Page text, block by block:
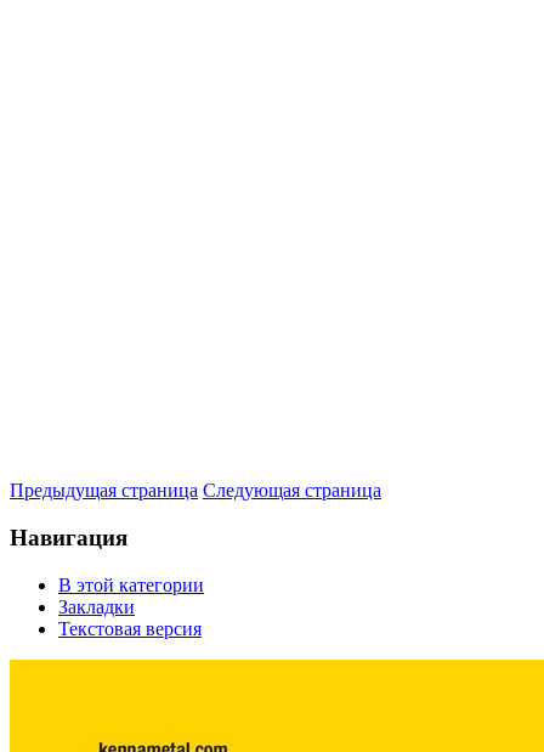
Предыдущая страница Следующая страница
Навигация
В этой категории
Закладки
Текстовая версия